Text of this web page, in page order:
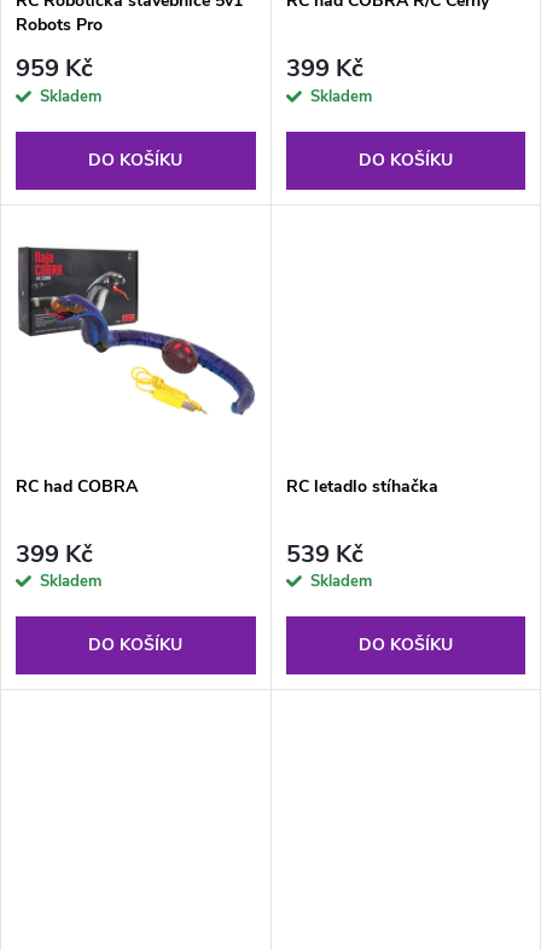
p
r
o
d
u
k
p
r
d
u
k
ů
Robots Pro
959 Kč
Skladem
DO KOŠÍKU
399 Kč
Skladem
DO KOŠÍKU
RC had COBRA
399 Kč
Skladem
DO KOŠÍKU
RC letadlo stíhačka
539 Kč
Skladem
DO KOŠÍKU